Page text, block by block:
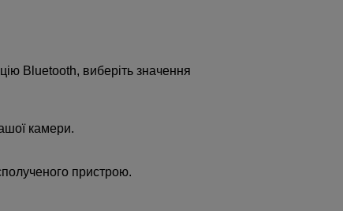
Bluetooth, виберіть значення
камери.
пристрою.